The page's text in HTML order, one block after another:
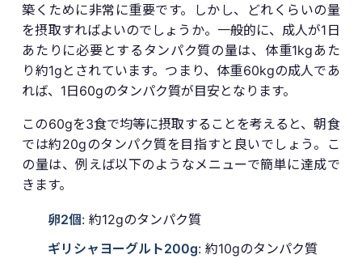
築くために非常に重要です。しかし、どれくらいの量
を摂取すればよいのでしょうか。一般的に、成人が1日
あたりに必要とするタンパク質の量は、体重1kgあた
り約1gとされています。つまり、体重60kgの成人であ
れば、1日60gのタンパク質が目安となります。
この60gを3食で均等に摂取することを考えると、朝食
では約20gのタンパク質を目指すと良いでしょう。こ
の量は、例えば以下のようなメニューで簡単に達成で
きます。
卵2個: 約12gのタンパク質
ギリシャヨーグルト200g: 約10gのタンパク質